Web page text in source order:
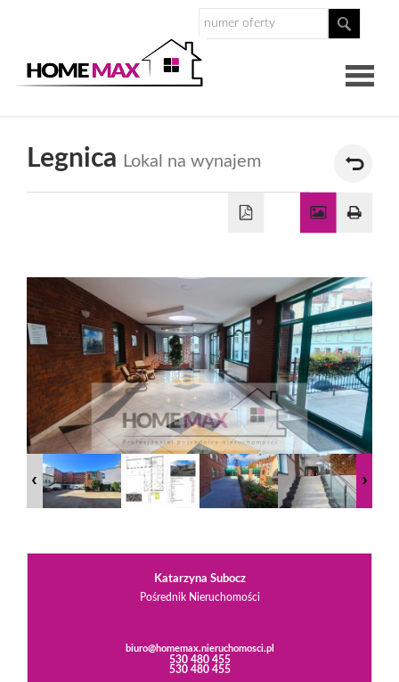
Dlaczego
Praca
w
Legnica Lokal na wynajem
Katarzyna Subocz
Pośrednik Nieruchomości
biuro@homemax.nieruchomosci.pl
530 480 455
530 480 455